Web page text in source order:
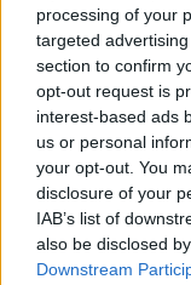
processing of your
targeted
section to confirm
opt-out request is
interest-based ads
us or personal
your opt-out. You
disclosure of your
IAB’s list of
also be disclosed
Downstream
Rekord alacsony a
vagy ökológiai
a tó múltját, jelenét,